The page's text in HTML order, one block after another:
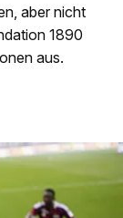
aber nicht
1890
aus.